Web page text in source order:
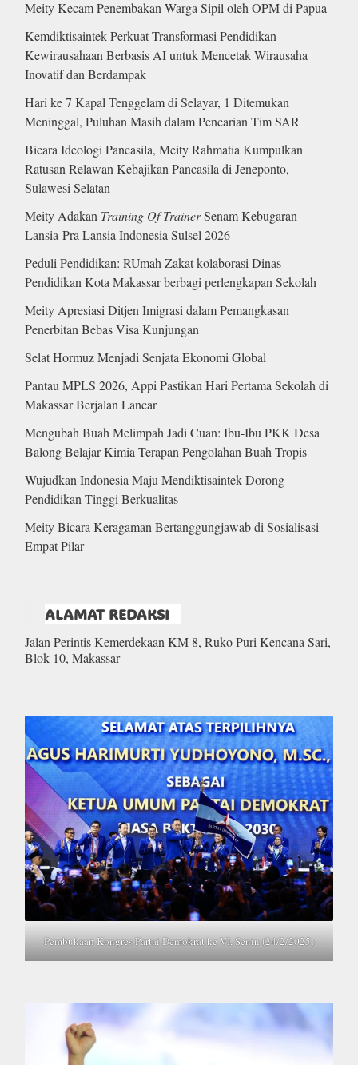
Meity Kecam Penembakan Warga Sipil oleh OPM di Papua
Kemdiktisaintek Perkuat Transformasi Pendidikan
Kewirausahaan Berbasis AI untuk Mencetak Wirausaha
Inovatif dan Berdampak
Hari ke 7 Kapal Tenggelam di Selayar, 1 Ditemukan
Meninggal, Puluhan Masih dalam Pencarian Tim SAR
Bicara Ideologi Pancasila, Meity Rahmatia Kumpulkan
Ratusan Relawan Kebajikan Pancasila di Jeneponto,
Sulawesi Selatan
Meity Adakan Training Of TrainerSenam Kebugaran
Lansia-Pra Lansia Indonesia Sulsel 2026
Peduli Pendidikan: RUmah Zakat kolaborasi Dinas
Pendidikan Kota Makassar berbagi perlengkapan Sekolah
Meity Apresiasi Ditjen Imigrasi dalam Pemangkasan
Penerbitan Bebas Visa Kunjungan
Selat Hormuz Menjadi Senjata Ekonomi Global
Pantau MPLS 2026, Appi Pastikan Hari Pertama Sekolah di
Makassar Berjalan Lancar
Mengubah Buah Melimpah Jadi Cuan: Ibu-Ibu PKK Desa
Balong Belajar Kimia Terapan Pengolahan Buah Tropis
Wujudkan Indonesia Maju Mendiktisaintek Dorong
Pendidikan Tinggi Berkualitas
Meity Bicara Keragaman Bertanggungjawab di Sosialisasi
Empat Pilar
ALAMAT REDAKSI
Jalan Perintis Kemerdekaan KM 8, Ruko Puri Kencana Sari,
Blok 10, Makassar
Pembukaan Kongres Partai Demokrat ke VI, Senin (24/2/2025)